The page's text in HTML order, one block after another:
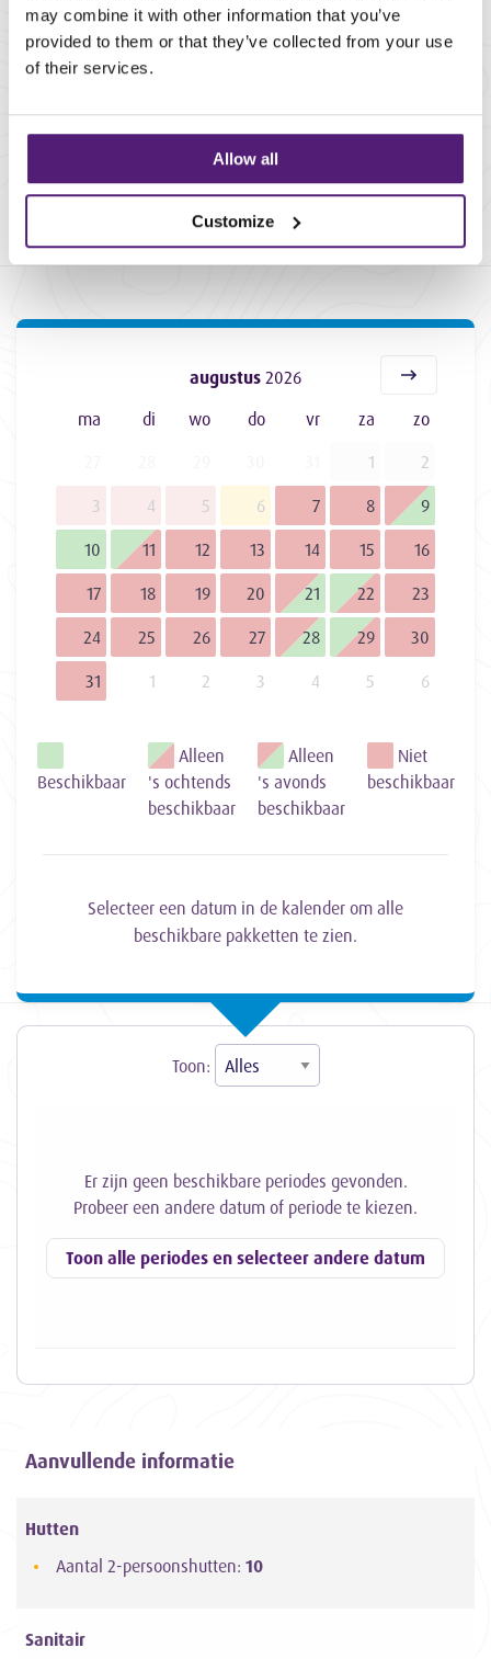
may combine it with other information that you’ve
provided to them or that they’ve collected from your use
of their services.
Allow all
Customize
Biertap
Ja
servicesvan Holland Sail,
mogelijkheden quacatering,dranken aan boord,
vaargebieden.
augustus 2026
ma
di wo do vr za
zo
1
2
3
4 5 6 7 8
9
10
11 12 13 14 15
16
17
18 19 20 21 22
23
24
25 26 27 28 29
30
31
1 2 3 4 5 6
Beschikbaar
Alleen
's ochtends
beschikbaar
Alleen
's avonds
beschikbaar
Niet
beschikbaar
Selecteer een datum in de kalender om alle
beschikbare pakketten te zien.
Toon:
Er zijn geen beschikbare periodes gevonden.
Probeer een andere datum of periode te kiezen.
Toon alle periodes en selecteer andere datum
Aanvullende informatie
Hutten
Aantal 2-persoonshutten: 10
Sanitair